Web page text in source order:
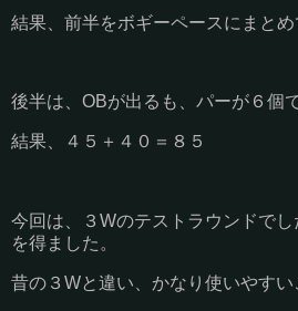
結果、前半をボギーペースにまとめ
後半は、OBが出るも、パーが６個
結果、４５＋４０＝８５
今回は、３Wのテストラウンドでし
を得ました。
昔の３Wと違い、かなり使いやすい